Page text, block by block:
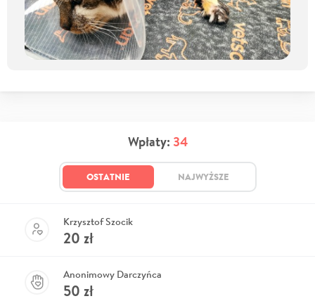
Wpłaty: 34
OSTATNIE NAJWYŻSZE
Krzysztof Szocik
20 zł
Anonimowy Darczyńca
50 zł